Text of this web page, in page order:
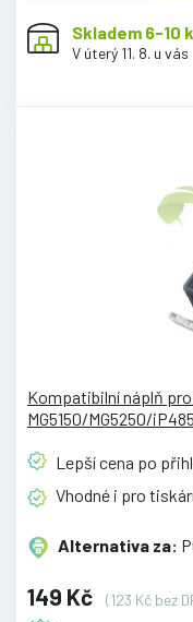
Skladem 6-10
V úterý 11. 8. u vás
Kompatibilní náplň
MG5150/MG5250/
Lepší cena po
Vhodné i pro
Alternativa za:
149 Kč
(123 Kč bez